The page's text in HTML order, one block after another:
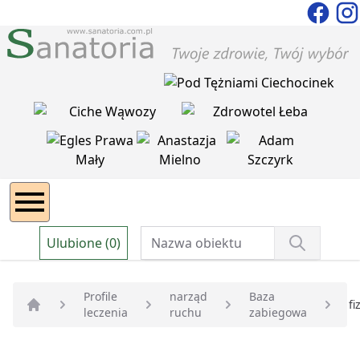
Ulubione (0)
Strona główna
Profile
leczenia
narząd
ruchu
Baza
zabiegowa